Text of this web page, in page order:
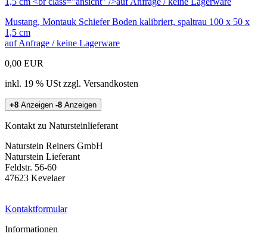
Mustang, Montauk Schiefer Boden kalibriert, spaltrau 100 x 50 x
1,5 cm
auf Anfrage / keine Lagerware
0,00 EUR
inkl. 19 % USt zzgl. Versandkosten
+8 Anzeigen -8 Anzeigen
Kontakt zu Natursteinlieferant
Naturstein Reiners GmbH
Naturstein Lieferant
Feldstr. 56-60
47623 Kevelaer
Kontaktformular
Informationen